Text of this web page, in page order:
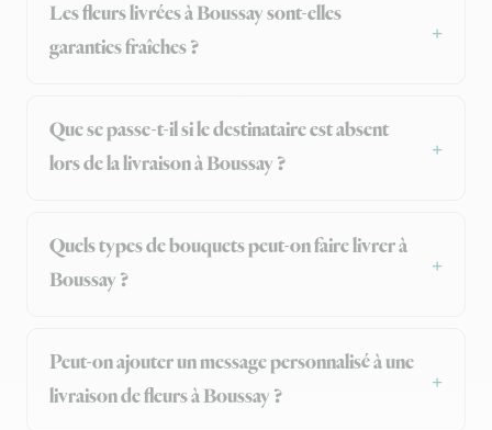
Les fleurs livrées à Boussay sont-elles
garanties fraîches ?
Que se passe-t-il si le destinataire est absent
lors de la livraison à Boussay ?
Quels types de bouquets peut-on faire livrer à
Boussay ?
Peut-on ajouter un message personnalisé à une
livraison de fleurs à Boussay ?